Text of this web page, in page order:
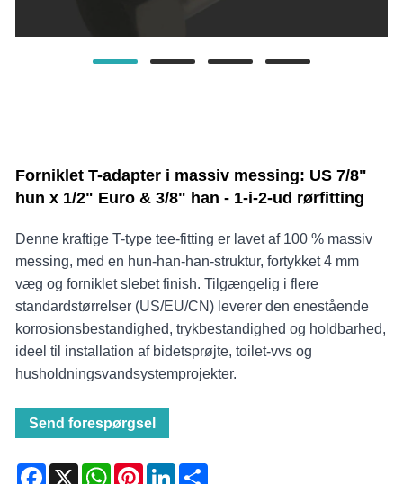
Forniklet T-adapter i massiv messing: US 7/8"
hun x 1/2" Euro & 3/8" han - 1-i-2-ud rørfitting
Denne kraftige T-type tee-fitting er lavet af 100 % massiv
messing, med en hun-han-han-struktur, fortykket 4 mm
væg og forniklet slebet finish. Tilgængelig i flere
standardstørrelser (US/EU/CN) leverer den enestående
korrosionsbestandighed, trykbestandighed og holdbarhed,
ideel til installation af bidetsprøjte, toilet-vvs og
husholdningsvandsystemprojekter.
Send forespørgsel
Facebook
X WhatsAppPinterestLinkedIn